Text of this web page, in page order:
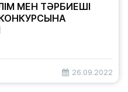
МЕН ТӘРБИЕШІ
КОНКУРСЫНА
26.09.2022